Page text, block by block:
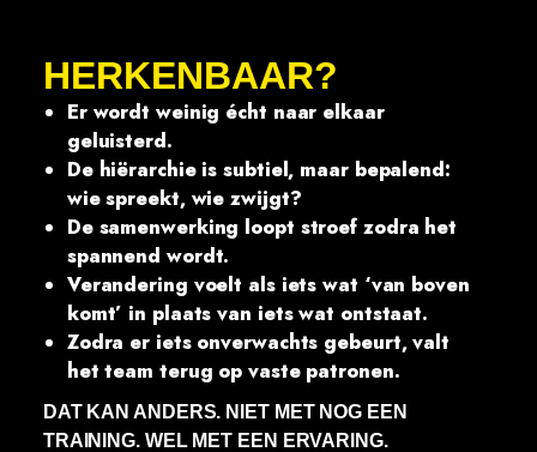
HERKENBAAR?
Er wordt weinig écht naar elkaar
geluisterd.
De hiërarchie is subtiel, maar bepalend:
wie spreekt, wie zwijgt?
De samenwerking loopt stroef zodra het
spannend wordt.
Verandering voelt als iets wat ‘van boven
komt’ in plaats van iets wat ontstaat.
Zodra er iets onverwachts gebeurt, valt
het team terug op vaste patronen.
DAT KAN ANDERS. NIET MET NOG EEN
TRAINING. WEL MET EEN ERVARING.